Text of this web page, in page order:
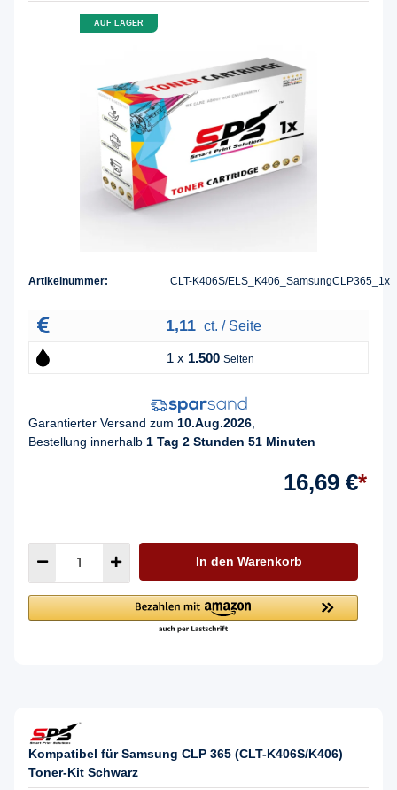
AUF LAGER
Artikelnummer: CLT-K406S/ELS_K406_SamsungCLP365_1x
1,11 ct. / Seite
1 x 1.500 Seiten
Garantierter Versand zum 10.Aug.2026
Bestellung innerhalb 1 Tag 2 Stunden 51 Minuten
16,69 €*
In den Warenkorb
Kompatibel für Samsung CLP 365 (CLT-K406S/K406)
Toner-Kit Schwarz